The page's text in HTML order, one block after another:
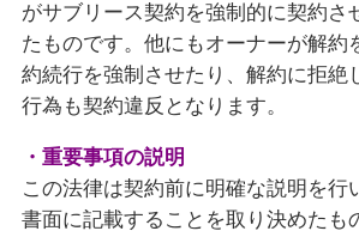
がサブリース契約を強制的に契約さ
たものです。他にもオーナーが解約
約続行を強制させたり、解約に拒絶
行為も契約違反となります。
・重要事項の説明
この法律は契約前に明確な説明を行
書面に記載することを取り決めたも